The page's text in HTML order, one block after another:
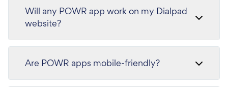
Will any POWR app work on my Dialpad
website?
Are POWR apps mobile-friendly?